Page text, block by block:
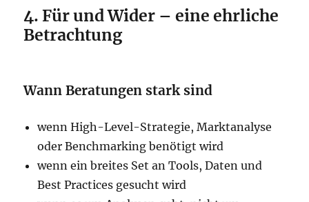
4. Für und Wider – eine ehrliche
Betrachtung
Wann Beratungen stark sind
wenn High-Level-Strategie, Marktanalyse
oder Benchmarking benötigt wird
wenn ein breites Set an Tools, Daten und
Best Practices gesucht wird